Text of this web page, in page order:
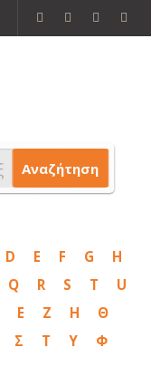
Αναζήτηση
D E F G
H
Q R S T
U
Ε Ζ Η
Θ
Σ Τ Υ
Φ